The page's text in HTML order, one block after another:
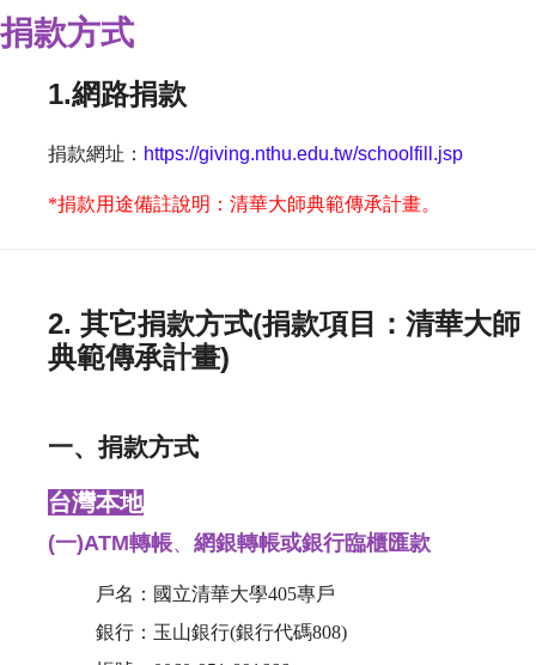
捐款方式
1.網路捐款
捐款網址： https://giving.nthu.edu.tw/schoolfill.jsp
*捐款用途備註說明： 清華大師典範傳承計畫。
2. 其它捐款方式(捐款項目：清華大師
典範傳承計畫)
一、捐款方式
台灣本地
(一)ATM轉帳、 網銀轉帳或銀行臨櫃匯款
戶名：國立清華大學405專戶
銀行：玉山銀行(銀行代碼808)